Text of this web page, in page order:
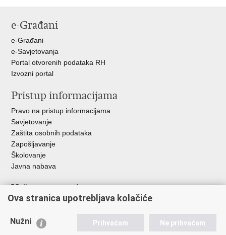
FacebookuTwitteru
e-Građani
e-Građani
e-Savjetovanja
Portal otvorenih podataka RH
Izvozni portal
Pristup informacijama
Pravo na pristup informacijama
Savjetovanje
Zaštita osobnih podataka
Zapošljavanje
Školovanje
Javna nabava
Važne poveznice
Ministarstvo unutarnjih poslova
Udruge
Ova stranica upotrebljava kolačiće
Nužni Prihvaćam Ne prihvaćam